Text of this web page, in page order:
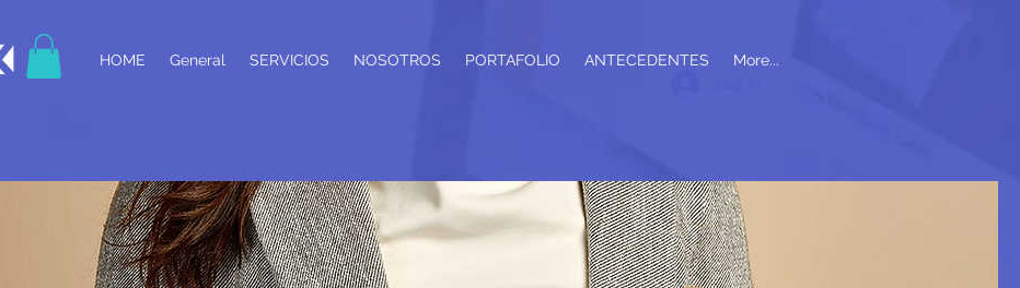
HOME General SERVICIOS NOSOTROS PORTAFOLIO ANTECEDENTES
More...